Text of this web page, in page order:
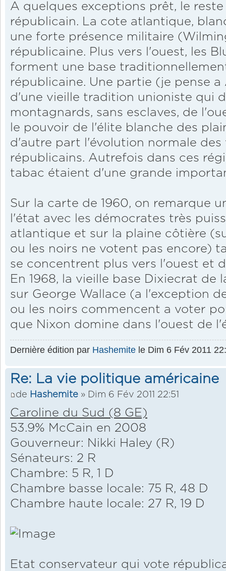
A quelques exceptions prêt, le
républicain. La cote atlantique,
une forte présence militaire
républicaine. Plus vers l'ouest, les
forment une base
républicaine. Une partie (je pense
d'une vieille tradition unioniste qui
montagnards, sans esclaves, de
le pouvoir de l'élite blanche des
d'autre part l'évolution normale des
républicains. Autrefois dans ces
tabac étaient d'une grande
Sur la carte de 1960, on remarque
l'état avec les démocrates très
atlantique et sur la plaine côtière
ou les noirs ne votent pas encore)
se concentrent plus vers l'ouest et
En 1968, la vieille base Dixiecrat
sur George Wallace (a l'exception
ou les noirs commencent a voter
que Nixon domine dans l'ouest de
Dernière édition par Hashemite le Dim 6 Fév 2011
Re: La vie politique américaine
de Hashemite » Dim 6 Fév 2011 22:51
Caroline du Sud (8 GE)
53.9% McCain en 2008
Gouverneur: Nikki Haley (R)
Sénateurs: 2 R
Chambre: 5 R, 1 D
Chambre basse locale: 75 R, 48 D
Chambre haute locale: 27 R, 19 D
Etat conservateur qui vote